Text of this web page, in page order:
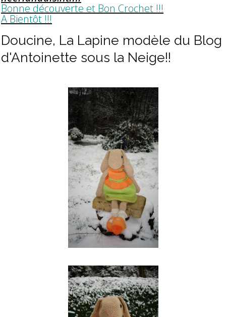
Bonne découverte et Bon Crochet !!!
A Bientôt !!!
Doucine, La Lapine modèle du Blog
d'Antoinette sous la Neige!!